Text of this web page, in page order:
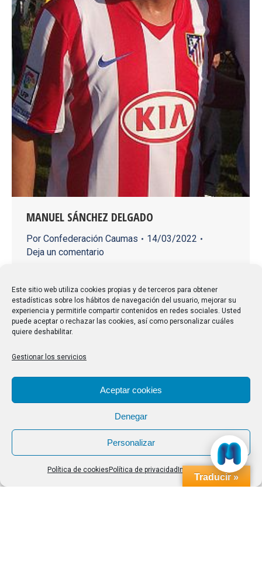
Este sitio web utiliza cookies propias y de terceros para obtener
estadísticas sobre los hábitos de navegación del usuario, mejorar su
experiencia y permitirle compartir contenidos en redes sociales. Usted
puede aceptar o rechazar las cookies, así como personalizar cuáles
quiere deshabilitar.
Gestionar los servicios
Aceptar cookies
Denegar
Personalizar
Política de cookies Política de privacidad Impressum
MANUEL SÁNCHEZ DELGADO
Por Confederación Caumas
14/03/2022
Deja un comentario
pasado totalmente desapercibido, pero los que
tuvimos la ocasión de trabajar a su lado, y somos
conocedores de cuan decisivo ha sido su labor en la
mejora de la calidad asistencial del Área sanitaria de
Vigo, estimamos que la ciudadanía está en deuda…
Traducir »